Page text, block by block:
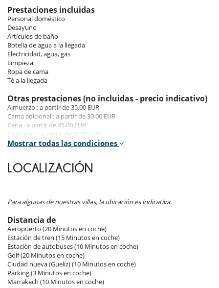
Niñeras a petición
Silla alta
Ocios y actividades deportivas
Acceso a internet (wifi)
Hammam
Piscina pequeña
Piscina pequeña en el patio
Para su comodidad y agrado
Aire acondicionado sólo en las habitaciones
Azotea
Chimenea
Comedor
Parking en una calle cercana
Patio cubierto durante el invierno
Restaurante
Salón
Riad con personal doméstico
Prestaciones incluidas
Personal doméstico
Desayuno
Artículos de baño
Botella de agua a la llegada
Electricidad, agua, gas
Limpieza
Ropa de cama
Té a la llegada
Otras prestaciones (no incluidas - precio indicativo)
Almuerzo : a partir de 35.00 EUR
Cama adicional : a partir de 30.00 EUR
Cena : a partir de 45.00 EUR
Hammam : a partir de 30.00 EUR
Servicio de masaje a domicilio : a partir de 45.00 EUR
Traslado aeropuerto : a partir de 16.00 EUR
añadido a sus consumiciones in situ.
casa.
- La villa debe ser devuelta en el mismo estado que nel check-in. En el
caso contrario, un suplemento puede ser facturado al cliente.
- Los niños son bienvenidos
- No es posible organizar eventos en este villa sin el acuerdo de
Villanovo de antemano
- Piscina no protegida
- Piscina no vigilada
Mostrar todas las condiciones
LOCALIZACIÓN
Para algunas de nuestras villas, la ubicación es indicativa.
Distancia de
Aeropuerto (20 Minutos en coche)
Estación de tren (15 Minutos en coche)
Estación de autobuses (10 Minutos en coche)
Golf (20 Minutos en coche)
Ciudad nueva (Gueliz) (10 Minutos en coche)
Parking (3 Minutos en coche)
Marrakech (10 Minutos en coche)